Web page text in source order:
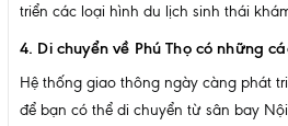
triển các loại hình du lịch sinh thái
4. Di chuyển về Phú Thọ có những
Hệ thống giao thông ngày càng phát
để bạn có thể di chuyển từ sân bay